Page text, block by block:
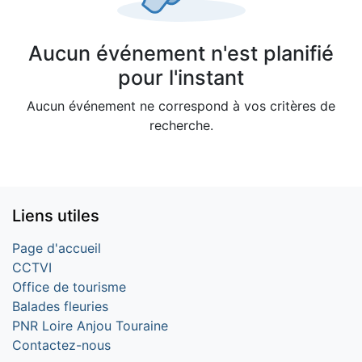
Aucun événement n'est planifié
pour l'instant
Aucun événement ne correspond à vos critères de
recherche.
Liens utiles
Page d'accueil
CCTVI
Office de tourisme
Balades fleuries
PNR Loire Anjou Touraine
Contactez-nous